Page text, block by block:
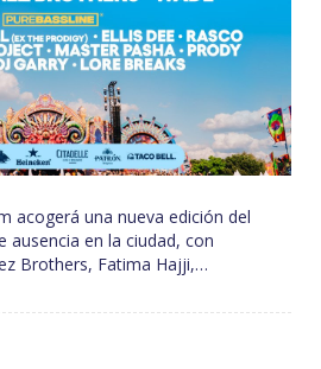
acogerá una nueva edición del
ausencia en la ciudad, con
Brothers, Fatima Hajji,…